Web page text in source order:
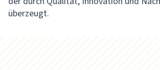
überzeugt.